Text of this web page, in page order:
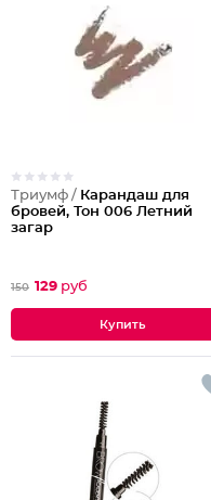
Триумф / Карандаш для
бровей, Тон 006 Летний
загар
150 129 руб